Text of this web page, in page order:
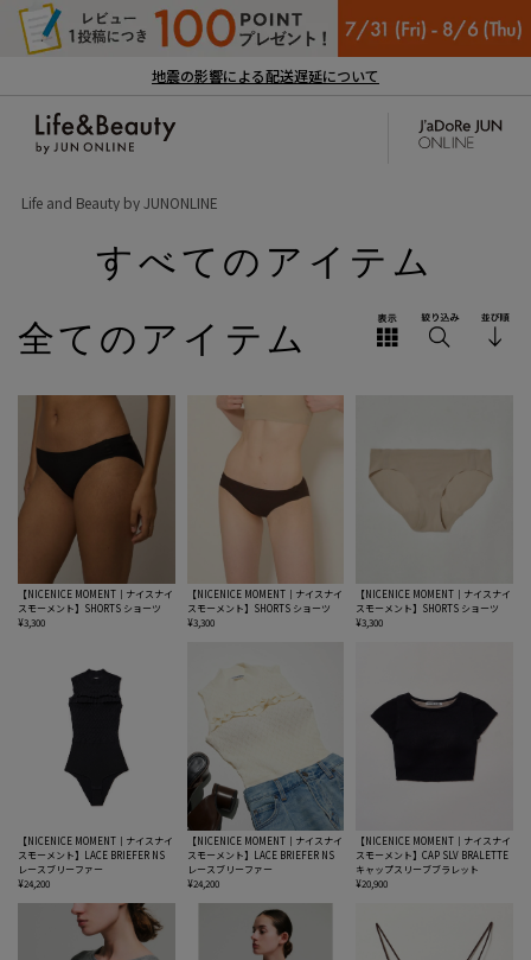
地震の影響による配送遅延について
Life and Beauty by JUNONLINE
すべてのアイテム
全てのアイテム
【NICENICE MOMENT｜ナイスナイ
スモーメント】SHORTS ショーツ
¥3,300
【NICENICE MOMENT｜ナイスナイ
スモーメント】SHORTS ショーツ
¥3,300
【NICENICE MOMENT｜ナイスナイ
スモーメント】SHORTS ショーツ
¥3,300
【NICENICE MOMENT｜ナイスナイ
スモーメント】LACE BRIEFER NS
レースブリーファー
¥24,200
【NICENICE MOMENT｜ナイスナイ
スモーメント】LACE BRIEFER NS
レースブリーファー
¥24,200
【NICENICE MOMENT｜ナイスナイ
スモーメント】CAP SLV BRALETTE
キャップスリーブブラレット
¥20,900